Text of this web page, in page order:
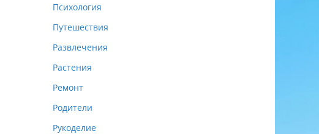
Психология
Путешествия
Развлечения
Растения
Ремонт
Родители
Рукоделие